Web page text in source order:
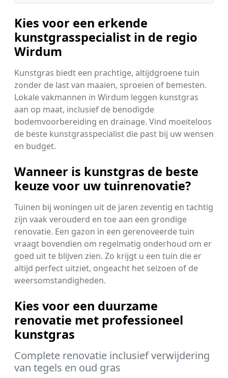
Kies voor een erkende
kunstgrasspecialist in de regio
Wirdum
Kunstgras biedt een prachtige, altijdgroene tuin
zonder de last van maaien, sproeien of bemesten.
Lokale vakmannen in Wirdum leggen kunstgras
aan op maat, inclusief de benodigde
bodemvoorbereiding en drainage. Vind moeiteloos
de beste kunstgrasspecialist die past bij uw wensen
en budget.
Wanneer is kunstgras de beste
keuze voor uw tuinrenovatie?
Tuinen bij woningen uit de jaren zeventig en tachtig
zijn vaak verouderd en toe aan een grondige
renovatie. Een gazon in een gerenoveerde tuin
vraagt bovendien om regelmatig onderhoud om er
goed uit te blijven zien. Zo krijgt u een tuin die er
altijd perfect uitziet, ongeacht het seizoen of de
weersomstandigheden.
Kies voor een duurzame
renovatie met professioneel
kunstgras
Complete renovatie inclusief verwijdering
van tegels en oud gras